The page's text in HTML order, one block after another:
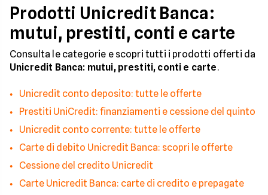
Prodotti Unicredit Banca:
mutui, prestiti, conti e carte
Consulta le categorie e scopri tutti i prodotti offerti da
Unicredit Banca: mutui, prestiti, conti e carte.
Unicredit conto deposito: tutte le offerte
Prestiti UniCredit: finanziamenti e cessione del quinto
Unicredit conto corrente: tutte le offerte
Carte di debito Unicredit Banca: scopri le offerte
Cessione del credito Unicredit
Carte Unicredit Banca: carte di credito e prepagate